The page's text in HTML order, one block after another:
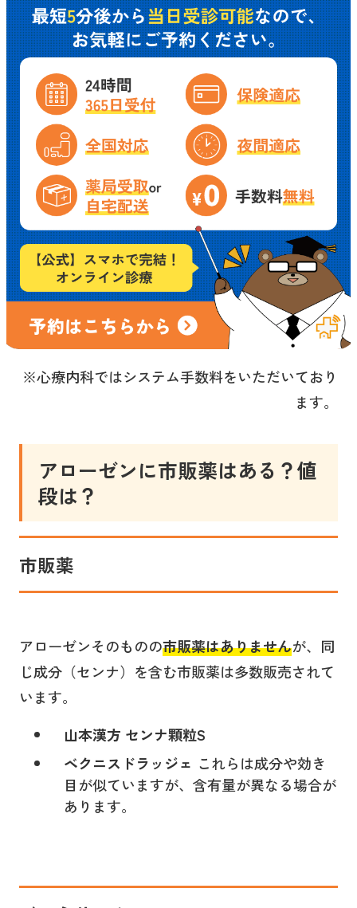
※心療内科ではシステム手数料をいただいており
ます。
アローゼンに市販薬はある？値
段は？
市販薬
アローゼンそのものの市販薬はありませんが、同
じ成分（センナ）を含む市販薬は多数販売されて
います。
山本漢方 センナ顆粒S
ベクニスドラッジェ これらは成分や効き
目が似ていますが、含有量が異なる場合が
あります。